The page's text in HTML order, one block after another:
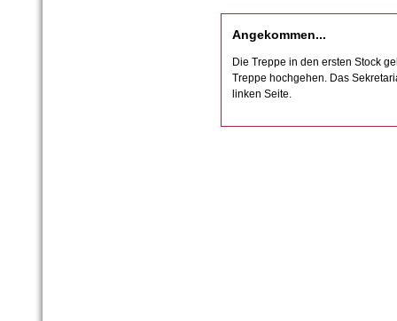
Angekommen...
Die Treppe in den ersten Stock
Treppe hochgehen. Das
linken Seite.